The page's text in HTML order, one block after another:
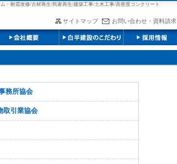
耐震改修/古材再生/民家再生/建築工事/土木工事/高密度コンクリート
サイトマップ お問い合わせ・資料請求
務所協会
引業協会